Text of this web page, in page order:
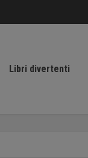
Libri divertenti